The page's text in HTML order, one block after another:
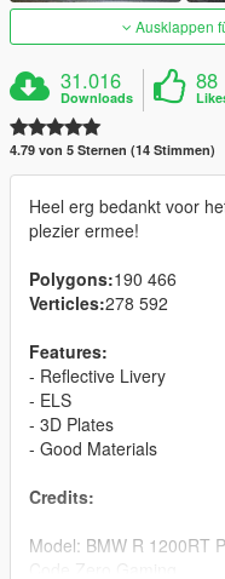
Ausklappen
31.016
Downloads
88
4.79 von 5 Sternen (14 Stimmen)
Heel erg bedankt voor
plezier ermee!
Polygons:190 466
Verticles:278 592
Features:
- Reflective Livery
- ELS
- 3D Plates
- Good Materials
Credits:
Model: BMW R 1200RT